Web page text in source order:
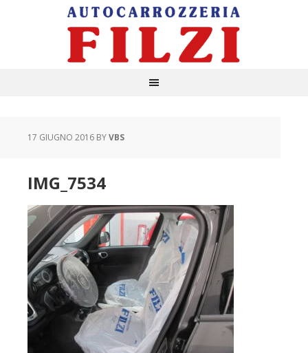
17 GIUGNO 2016 BYVBS
IMG_7534